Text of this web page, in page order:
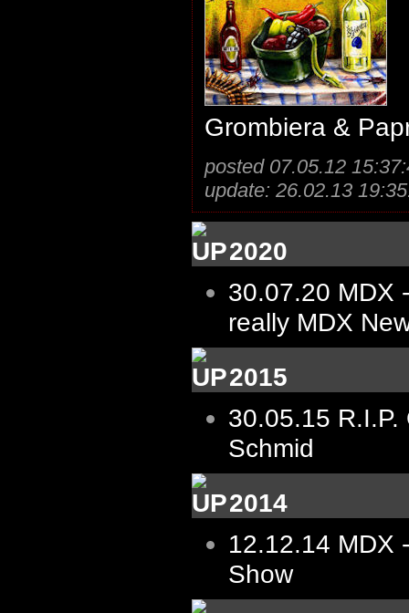
Grombiera &
posted 07.05.12
update: 26.02.13
2020
30.07.20 MDX
really MDX
2015
30.05.15
Schmid
2014
12.12.14 MDX
Show